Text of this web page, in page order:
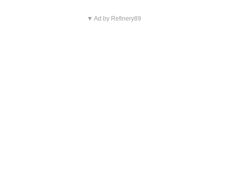
▼ Ad by Refinery89